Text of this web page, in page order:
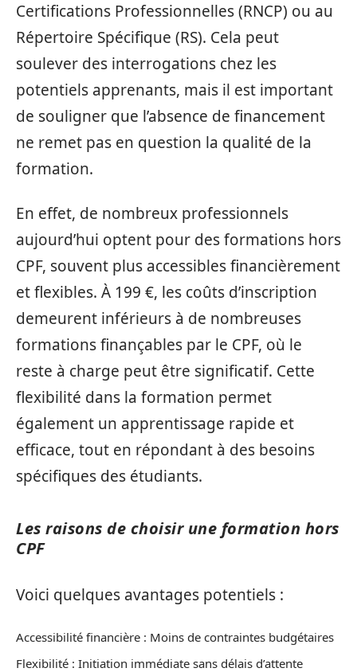
Certifications Professionnelles (RNCP) ou au
Répertoire Spécifique (RS). Cela peut
soulever des interrogations chez les
potentiels apprenants, mais il est important
de souligner que l’absence de financement
ne remet pas en question la qualité de la
formation.
En effet, de nombreux professionnels
aujourd’hui optent pour des formations hors
CPF, souvent plus accessibles financièrement
et flexibles. À 199 €, les coûts d’inscription
demeurent inférieurs à de nombreuses
formations finançables par le CPF, où le
reste à charge peut être significatif. Cette
flexibilité dans la formation permet
également un apprentissage rapide et
efficace, tout en répondant à des besoins
spécifiques des étudiants.
Les raisons de choisir une formation hors
CPF
Voici quelques avantages potentiels :
Accessibilité financière : Moins de contraintes budgétaires
Flexibilité : Initiation immédiate sans délais d’attente